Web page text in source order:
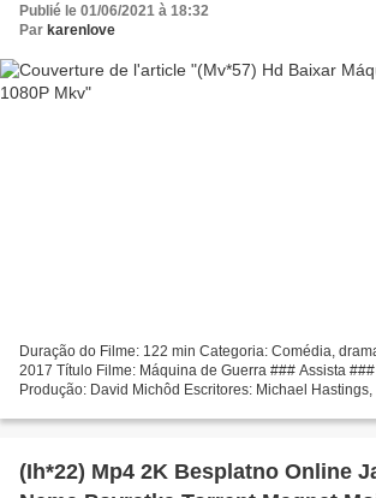
Publié le 01/06/2021 à 18:32
Par karenlove
Duração do Filme: 122 min Categoria: Comédia,
2017 Título Filme: Máquina de Guerra ### Assista
Produção: David Michôd Escritores: Michael
(Ih*22) Mp4 2K Besplatno Online